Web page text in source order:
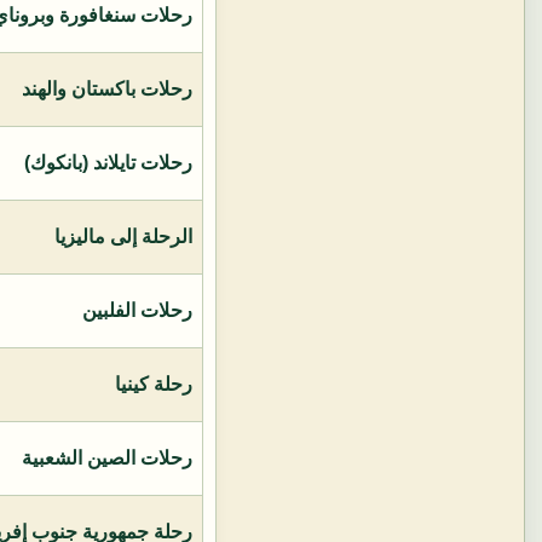
رحلات سنغافورة
رحلات باكستان والهند
رحلات تايلاند (بانكوك)
الرحلة إلى ماليزيا
رحلات الفلبين
رحلة كينيا
رحلات الصين الشعبية
رحلة جمهورية جنوب